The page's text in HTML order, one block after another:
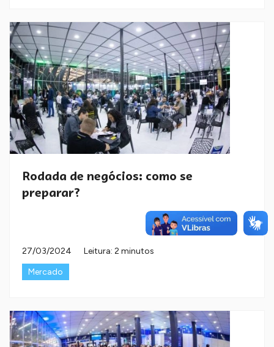
Rodada de negócios: como se
preparar?
27/03/2024
Leitura: 2 minutos
Mercado